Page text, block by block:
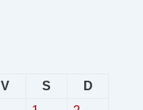
V S
D